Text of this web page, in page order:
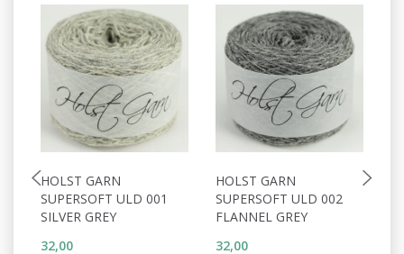
HOLST GARN
SUPERSOFT ULD 001
SILVER GREY
32,00
HOLST GARN
SUPERSOFT ULD 002
FLANNEL GREY
32,00